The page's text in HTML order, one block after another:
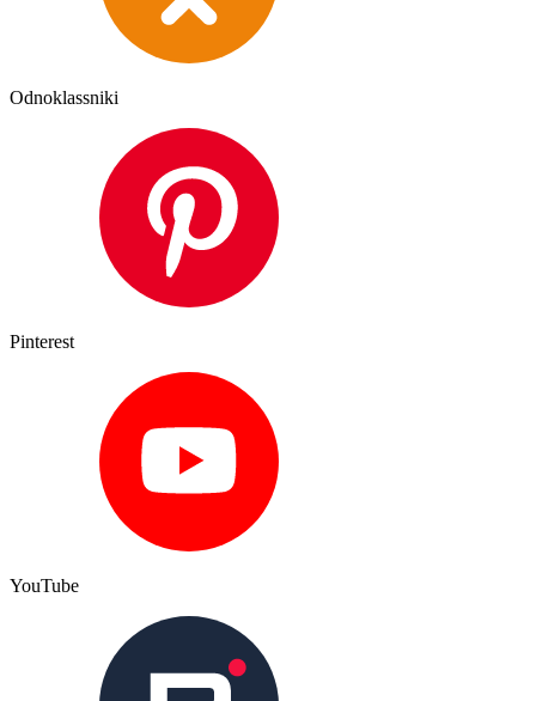
Odnoklassniki
Pinterest
YouTube